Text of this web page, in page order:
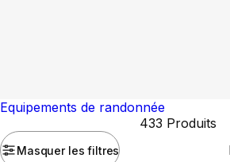
Equipements de randonnée
Masquer les filtres
433 Produits